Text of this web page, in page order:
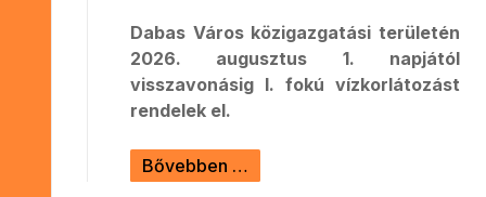
Dabas Város közigazgatási területén
2026. augusztus 1. napjától
visszavonásig I. fokú vízkorlátozást
rendelek el.
Bővebben …